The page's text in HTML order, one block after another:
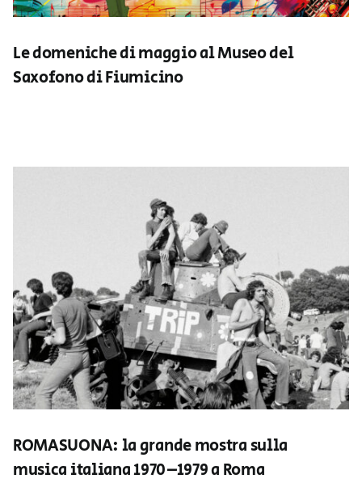
Le domeniche di maggio al Museo del
Saxofono di Fiumicino
ROMASUONA: la grande mostra sulla
musica italiana 1970–1979 a Roma